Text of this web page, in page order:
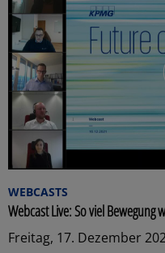
WEBCASTS
Webcast Live: So viel
Freitag, 17. Dezember